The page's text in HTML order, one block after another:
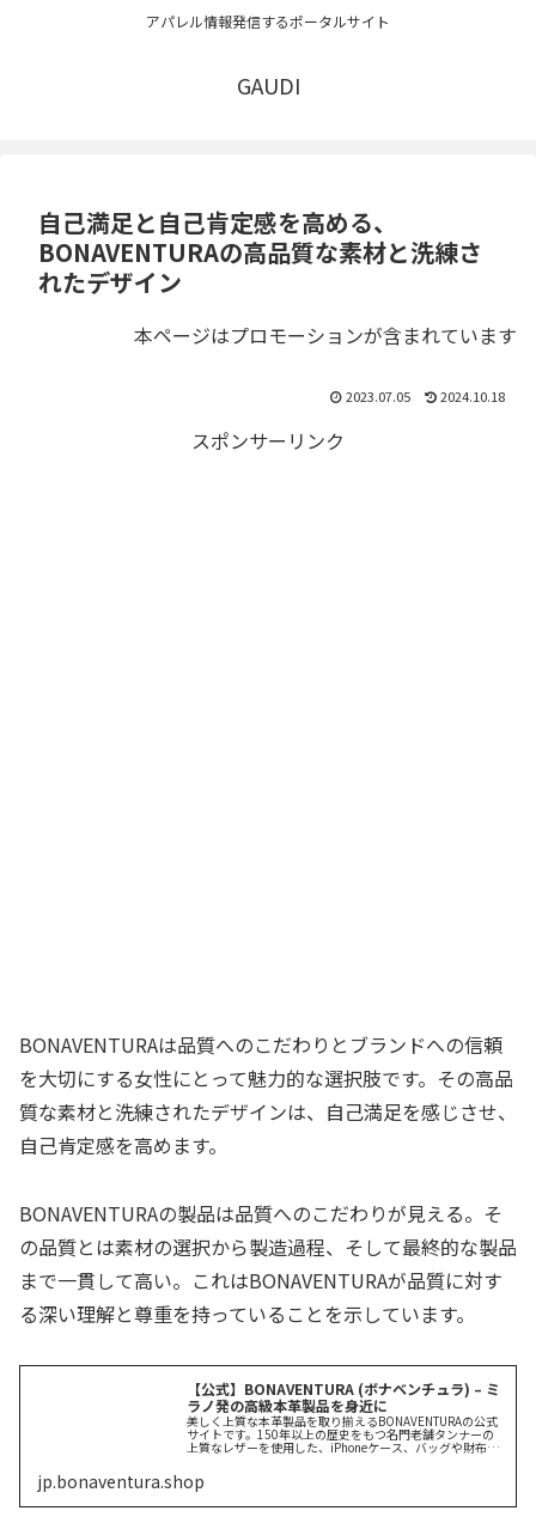
アパレル情報発信するポータルサイト
GAUDI
自己満足と自己肯定感を高める、
BONAVENTURAの高品質な素材と洗練さ
れたデザイン
本ページはプロモーションが含まれています
2023.07.05 2024.10.18
スポンサーリンク
BONAVENTURAは品質へのこだわりとブランドへの信頼
を大切にする女性にとって魅力的な選択肢です。その高品
質な素材と洗練されたデザインは、自己満足を感じさせ、
自己肯定感を高めます。
BONAVENTURAの製品は品質へのこだわりが見える。そ
の品質とは素材の選択から製造過程、そして最終的な製品
まで一貫して高い。これはBONAVENTURAが品質に対す
る深い理解と尊重を持っていることを示しています。
【公式】BONAVENTURA (ボナベンチュラ) – ミ
ラノ発の高級本革製品を身近に
美しく上質な本革製品を取り揃えるBONAVENTURAの公式
サイトです。150年以上の歴史をもつ名門老舗タンナーの
上質なレザーを使用した、iPhoneケース、バッグや財布な
jp.bonaventura.shop